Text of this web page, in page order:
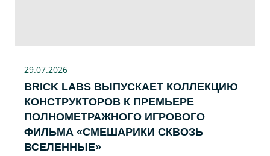
29.07.2026
BRICK LABS ВЫПУСКАЕТ КОЛЛЕКЦИЮ
КОНСТРУКТОРОВ К ПРЕМЬЕРЕ
ПОЛНОМЕТРАЖНОГО ИГРОВОГО
ФИЛЬМА «CМЕШАРИКИ СКВОЗЬ
ВСЕЛЕННЫЕ»